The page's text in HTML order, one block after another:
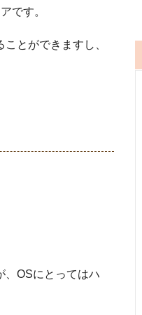
です。
とができますし、
、OSにとってはハ